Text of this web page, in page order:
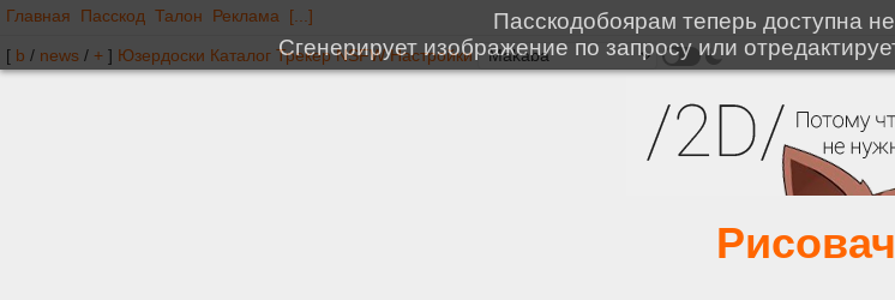
Главная Пасскод Талон Реклама [...]
[ b / news / + ] Юзердоски Каталог Трекер NSFW Настройки
Рисовач